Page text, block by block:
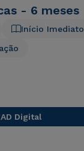
- 6 meses
Início Imediato
Digital